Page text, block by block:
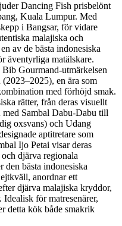
Dancing Fish prisbelönt
Kuala Lumpur. Med
i Bangsar, för vidare
malajiska och
av de bästa indonesiska
äventyrliga matälskare.
Gourmand-utmärkelsen
en ära som
med förhöjd smak.
rätter, från deras visuellt
Sambal Dabu-Dabu till
oxsvans) och Udang
aptitretare som
Ijo Petai visar deras
djärva regionala
den bästa indonesiska
anordnar ett
djärva malajiska kryddor,
för matresenärer,
detta kök både smakrik